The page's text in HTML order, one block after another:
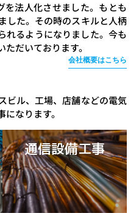
法人化させました。もとも
した。その時のスキルと人柄
れるようになりました。今も
だいております。
会社概要はこちら
ビル、工場、店舗などの電気
なります。
通信設備工事